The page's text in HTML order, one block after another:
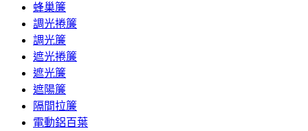
蜂巢簾
調光捲簾
調光簾
遮光捲簾
遮光簾
遮陽簾
隔間拉簾
電動鋁百葉